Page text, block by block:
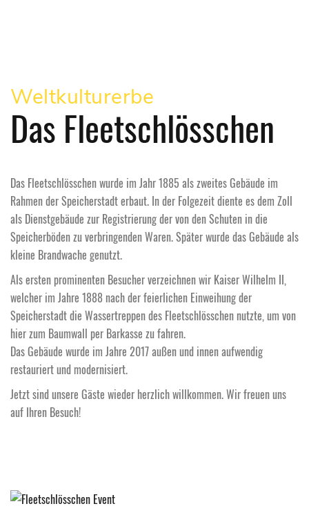
Weltkulturerbe
Das Fleetschlösschen
Das Fleetschlösschen wurde im Jahr 1885 als zweites Gebäude im
Rahmen der Speicherstadt erbaut. In der Folgezeit diente es dem Zoll
als Dienstgebäude zur Registrierung der von den Schuten in die
Speicherböden zu verbringenden Waren. Später wurde das Gebäude als
kleine Brandwache genutzt.
Als ersten prominenten Besucher verzeichnen wir Kaiser Wilhelm II,
welcher im Jahre 1888 nach der feierlichen Einweihung der
Speicherstadt die Wassertreppen des Fleetschlösschen nutzte, um von
hier zum Baumwall per Barkasse zu fahren.
Das Gebäude wurde im Jahre 2017 außen und innen aufwendig
restauriert und modernisiert.
Jetzt sind unsere Gäste wieder herzlich willkommen. Wir freuen uns
auf Ihren Besuch!